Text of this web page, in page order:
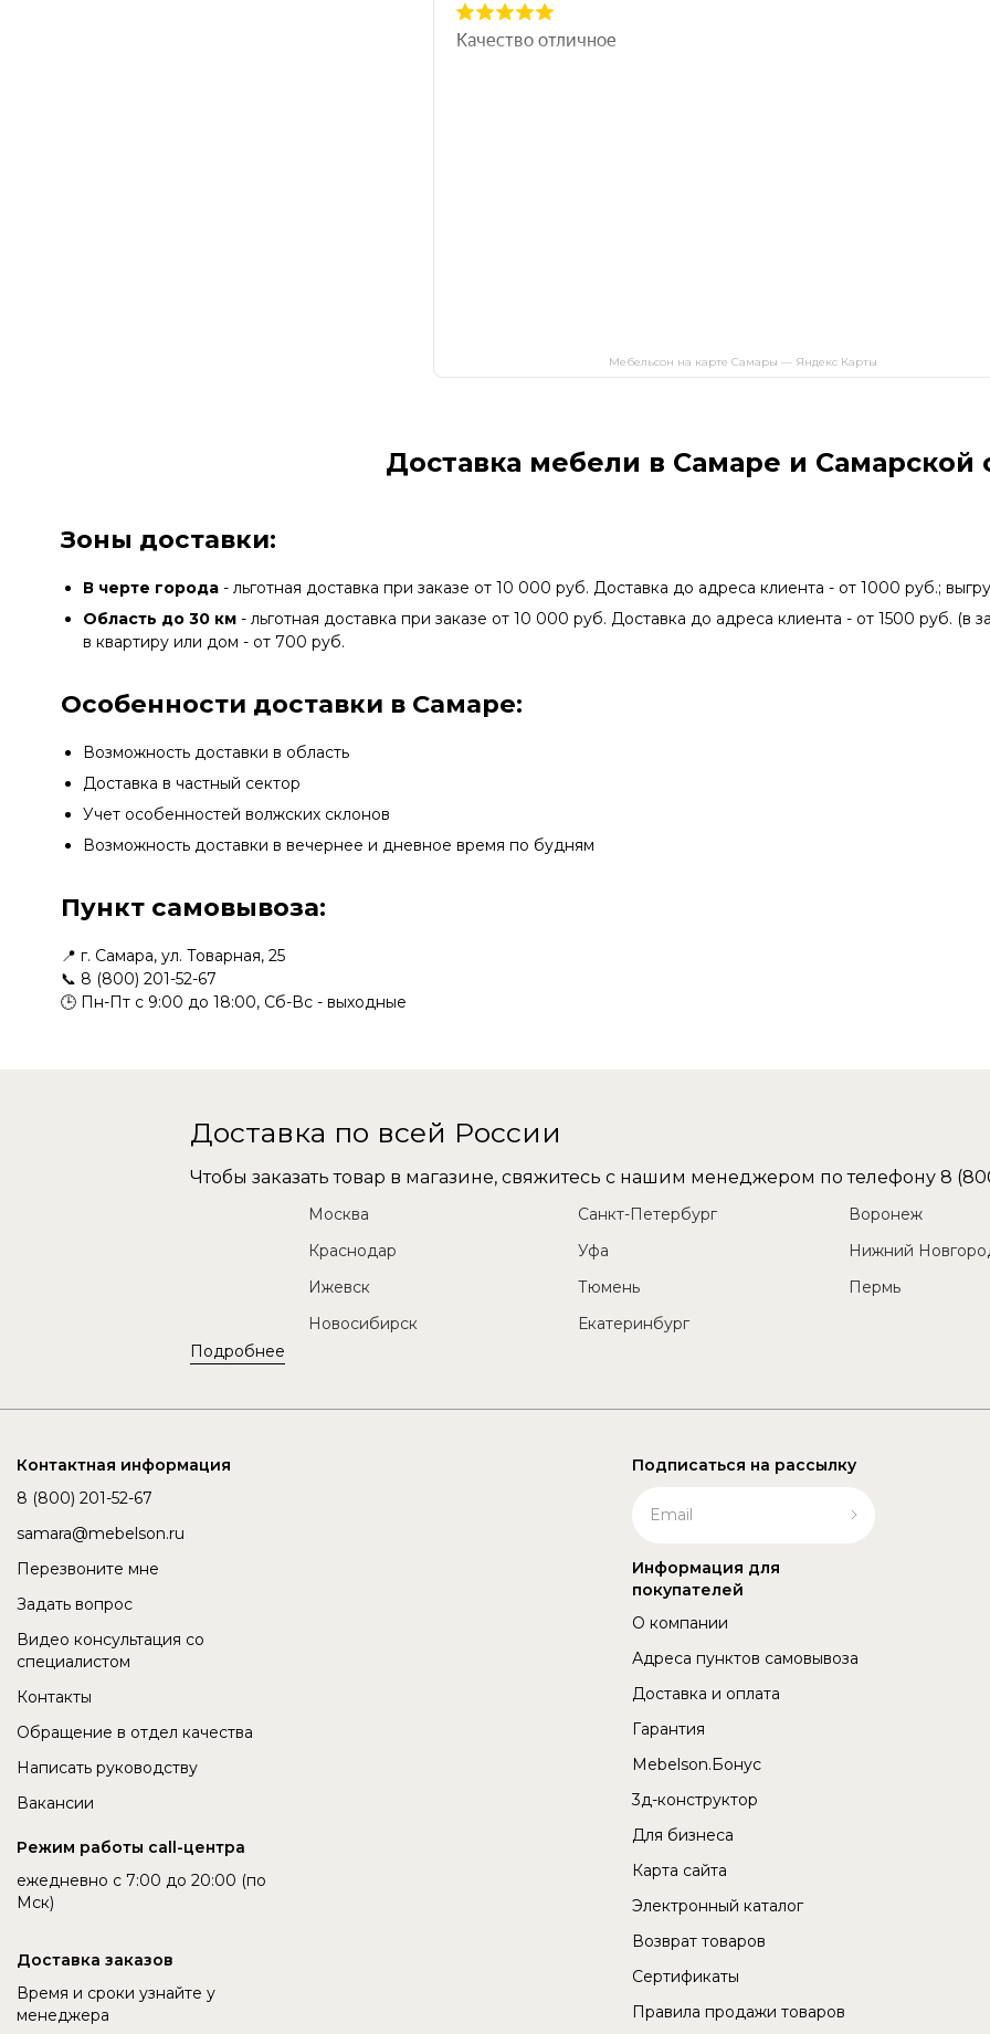
Мебельсон на карте Самары — Яндекс Карты
Доставка мебели в Самаре и Самарской
Зоны доставки:
В черте города - льготная доставка при заказе от 10 000 руб. Доставка до адреса клиента - от 1000 руб.;
Область до 30 км - льготная доставка при заказе от 10 000 руб. Доставка до адреса клиента - от 1500 руб. (в
в квартиру или дом - от 700 руб.
Особенности доставки в Самаре:
Возможность доставки в область
Доставка в частный сектор
Учет особенностей волжских склонов
Возможность доставки в вечернее и дневное время по будням
Пункт самовывоза:
📍 г. Самара, ул. Товарная, 25
📞 8 (800) 201-52-67
🕒 Пн-Пт с 9:00 до 18:00, Сб-Вс - выходные
Доставка по всей России
Чтобы заказать товар в магазине, свяжитесь с нашим менеджером по телефону 8
Подробнее
Москва Санкт-Петербург
Воронеж
Краснодар
Уфа
Нижний
Ижевск
Тюмень
Пермь
Новосибирск
Екатеринбург
Контактная информация
8 (800) 201-52-67
samara@mebelson.ru
Перезвоните мне
Задать вопрос
Видео консультация со
специалистом
Контакты
Обращение в отдел качества
Написать руководству
Вакансии
Режим работы call-центра
ежедневно с 7:00 до 20:00 (по
Мск)
Доставка заказов
Время и сроки узнайте у
менеджера
Подписаться на рассылку
Информация для
покупателей
О компании
Адреса пунктов самовывоза
Доставка и оплата
Гарантия
Mebelson.Бонус
3д-конструктор
Для бизнеса
Карта сайта
Электронный каталог
Возврат товаров
Сертификаты
Правила продажи товаров